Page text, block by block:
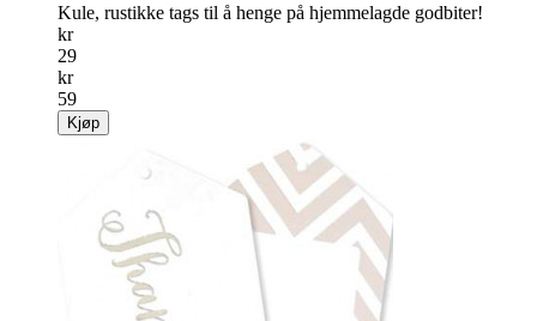
Kule, rustikke tags til å henge på hjemmelagde godbiter!
kr
29
kr
59
Kjøp